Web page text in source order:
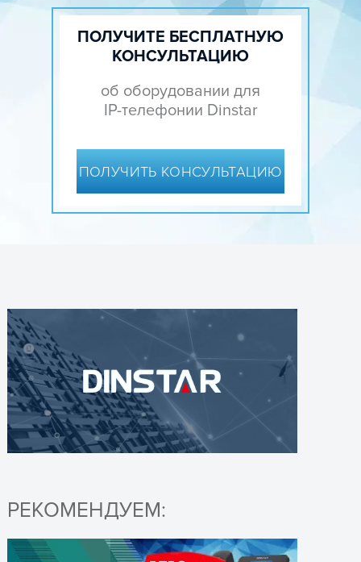
ПОЛУЧИТЕ БЕСПЛАТНУЮ
КОНСУЛЬТАЦИЮ
об оборудовании для
IP-телефонии Dinstar
ПОЛУЧИТЬ КОНСУЛЬТАЦИЮ
РЕКОМЕНДУЕМ: